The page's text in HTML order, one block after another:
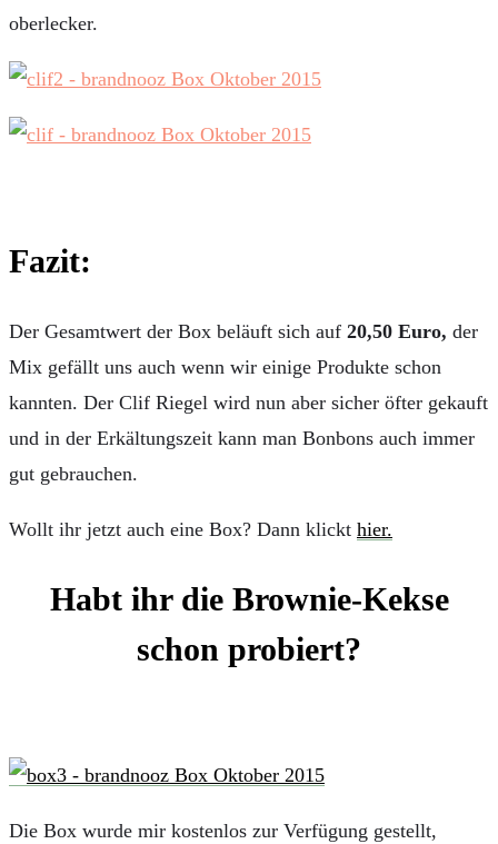
oberlecker.
Fazit:
Der Gesamtwert der Box beläuft sich auf 20,50 Euro, der
Mix gefällt uns auch wenn wir einige Produkte schon
kannten. Der Clif Riegel wird nun aber sicher öfter gekauft
und in der Erkältungszeit kann man Bonbons auch immer
gut gebrauchen.
Wollt ihr jetzt auch eine Box? Dann klickt hier.
Habt ihr die Brownie-Kekse
schon probiert?
Die Box wurde mir kostenlos zur Verfügung gestellt,